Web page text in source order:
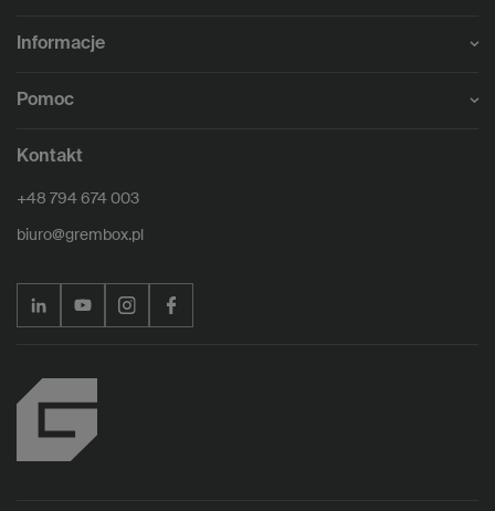
Informacje
Pomoc
Kontakt
+48 794 674 003
biuro@grembox.pl